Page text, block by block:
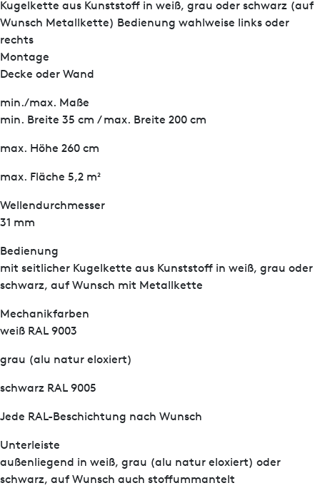
Kugelkette aus Kunststoff in weiß, grau oder schwarz (auf
Wunsch Metallkette) Bedienung wahlweise links oder
rechts
Montage
Decke oder Wand
min./max. Maße
min. Breite 35 cm / max. Breite 200 cm
max. Höhe 260 cm
max. Fläche 5,2 m²
Wellendurchmesser
31 mm
Bedienung
mit seitlicher Kugelkette aus Kunststoff in weiß, grau oder
schwarz, auf Wunsch mit Metallkette
Mechanikfarben
weiß RAL 9003
grau (alu natur eloxiert)
schwarz RAL 9005
Jede RAL-Beschichtung nach Wunsch
Unterleiste
außenliegend in weiß, grau (alu natur eloxiert) oder
schwarz, auf Wunsch auch stoffummantelt